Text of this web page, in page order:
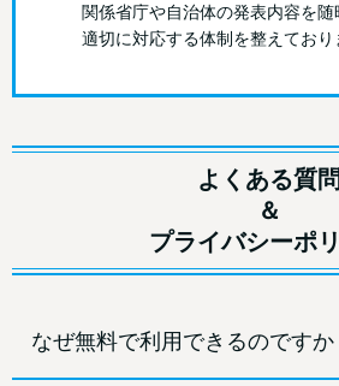
関係省庁や自治体の発表内容を随
適切に対応する体制を整えており
よくある質問
＆
プライバシーポ
なぜ無料で利用できるのですか